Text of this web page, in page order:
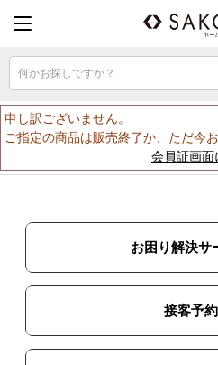
何かお探しですか？
申し訳ございません。
ご指定の商品は販売終了か、ただ今
会員証画面
お困り解決サ
接客予約